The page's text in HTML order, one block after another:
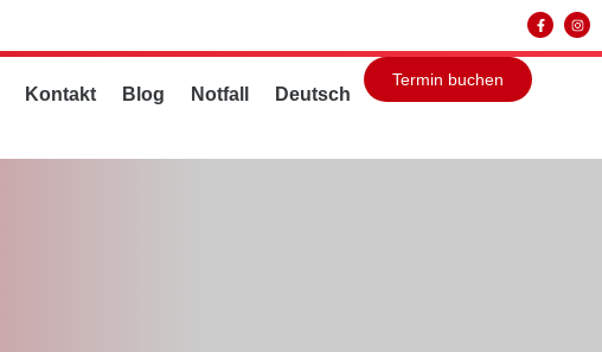
Kontakt Blog Notfall Deutsch
Termin buchen